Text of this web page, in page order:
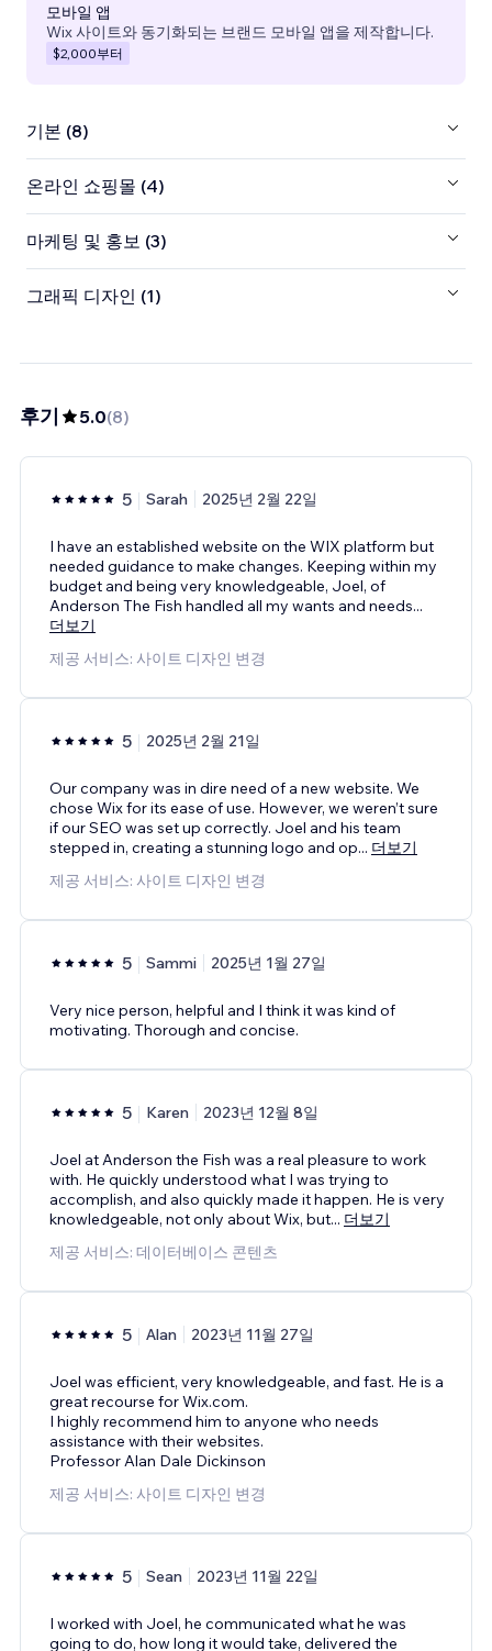
모바일 앱
Wix 사이트와 동기화되는 브랜드 모바일 앱을 제작합니다.
$2,000부터
기본 (8)
온라인 쇼핑몰 (4)
마케팅 및 홍보 (3)
그래픽 디자인 (1)
후기 5.0(8)
5 Sarah 2025년 2월 22일
I have an established website on the WIX platform but
needed guidance to make changes. Keeping within my
budget and being very knowledgeable, Joel, of
Anderson The Fish handled all my wants and needs...
더보기
제공 서비스: 사이트 디자인 변경
5 2025년 2월 21일
Our company was in dire need of a new website. We
chose Wix for its ease of use. However, we weren’t sure
if our SEO was set up correctly. Joel and his team
stepped in, creating a stunning logo and op... 더보기
제공 서비스: 사이트 디자인 변경
5 Sammi 2025년 1월 27일
Very nice person, helpful and I think it was kind of
motivating. Thorough and concise.
5 Karen 2023년 12월 8일
Joel at Anderson the Fish was a real pleasure to work
with. He quickly understood what I was trying to
accomplish, and also quickly made it happen. He is very
knowledgeable, not only about Wix, but... 더보기
제공 서비스: 데이터베이스 콘텐츠
5 Alan 2023년 11월 27일
Joel was efficient, very knowledgeable, and fast. He is a
great recourse for Wix.com.
I highly recommend him to anyone who needs
assistance with their websites.
Professor Alan Dale Dickinson
제공 서비스: 사이트 디자인 변경
5 Sean 2023년 11월 22일
I worked with Joel, he communicated what he was
going to do, how long it would take, delivered the